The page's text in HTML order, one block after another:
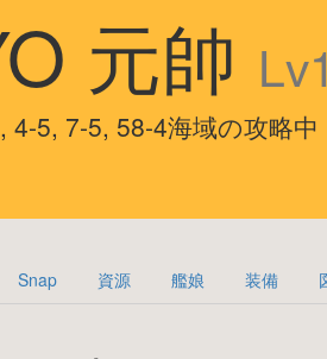
元帥
4-5, 7-5, 58-4海域の攻略中
Snap 資源 艦娘 装備